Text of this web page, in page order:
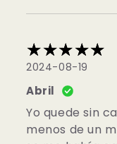
2024-08-19
Abril
Yo quede sin
menos de un